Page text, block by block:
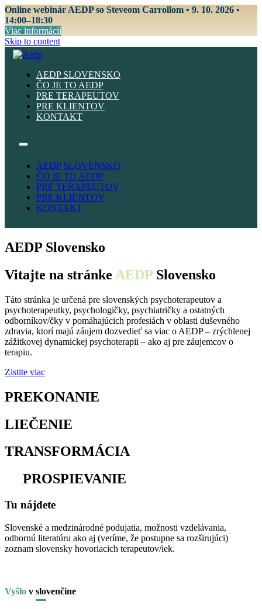
Online webinár AEDP so Steveom Carrollom • 9. 10. 2026 •
14:00–18:30
Viac informácií
Skip to content
AEDP SLOVENSKO
ČO JE TO AEDP
PRE TERAPEUTOV
PRE KLIENTOV
KONTAKT
AEDP SLOVENSKO
ČO JE TO AEDP
PRE TERAPEUTOV
PRE KLIENTOV
KONTAKT
AEDP Slovensko
Vitajte na stránke AEDP Slovensko
Táto stránka je určená pre slovenských psychoterapeutov a
psychoterapeutky, psychologičky, psychiatričky a ostatných
odborníkov/čky v pomáhajúcich profesiách v oblasti duševného
zdravia, ktorí majú záujem dozvedieť sa viac o AEDP – zrýchlenej
zážitkovej dynamickej psychoterapii – ako aj pre záujemcov o
terapiu.
Zistite viac
PREKONANIE
LIEČENIE
TRANSFORMÁCIA
PROSPIEVANIE
Tu nájdete
Slovenské a medzinárodné podujatia, možnosti vzdelávania,
odbornú literatúru ako aj (veríme, že postupne sa rozširujúci)
zoznam slovensky hovoriacich terapeutov/iek.
Vyšlo v slovenčine